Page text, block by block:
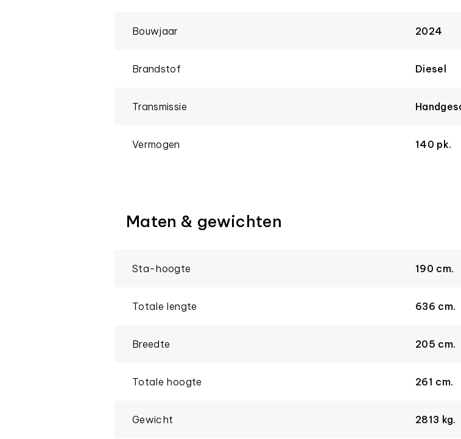
Bouwjaar 2024
Brandstof Diesel
Transmissie
Vermogen 140 pk.
Maten & gewichten
Sta-hoogte 190 cm.
Totale lengte 636 cm.
Breedte 205 cm.
Totale hoogte 261 cm.
Gewicht 2813 kg.